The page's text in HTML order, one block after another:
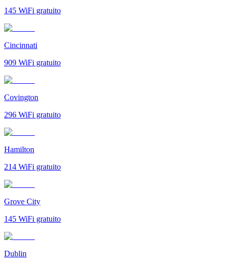
145 WiFi gratuito
Cincinnati
909 WiFi gratuito
Covington
296 WiFi gratuito
Hamilton
214 WiFi gratuito
Grove City
145 WiFi gratuito
Dublin